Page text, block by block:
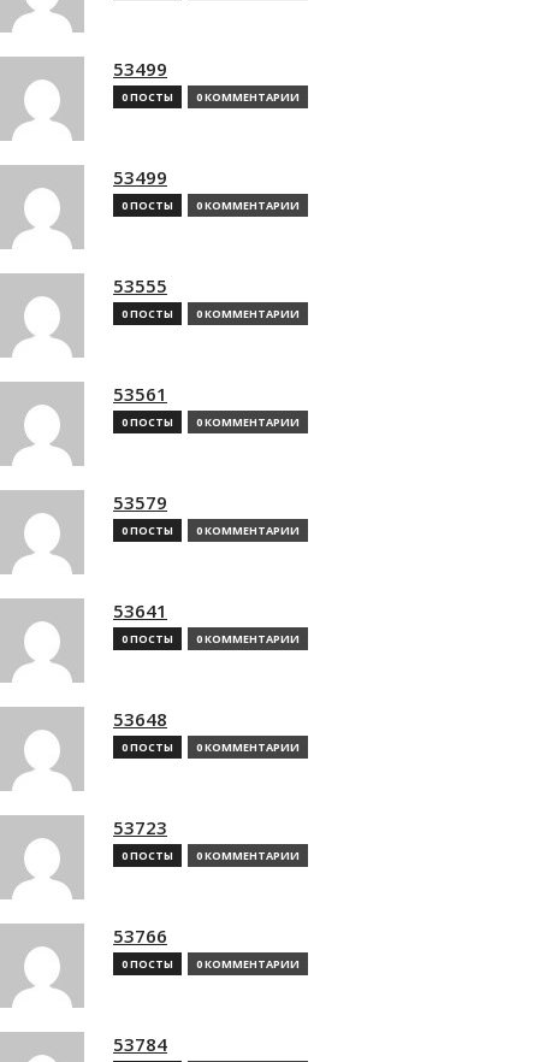
53499
0 ПОСТЫ 0 КОММЕНТАРИИ
53499
0 ПОСТЫ 0 КОММЕНТАРИИ
53555
0 ПОСТЫ 0 КОММЕНТАРИИ
53561
0 ПОСТЫ 0 КОММЕНТАРИИ
53579
0 ПОСТЫ 0 КОММЕНТАРИИ
53641
0 ПОСТЫ 0 КОММЕНТАРИИ
53648
0 ПОСТЫ 0 КОММЕНТАРИИ
53723
0 ПОСТЫ 0 КОММЕНТАРИИ
53766
0 ПОСТЫ 0 КОММЕНТАРИИ
53784